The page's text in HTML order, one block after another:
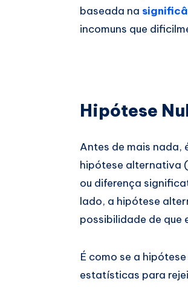
baseada na
incomuns que
Hipótese
Antes de mais nada,
hipótese alternativa
ou diferença
lado, a hipótese
possibilidade de que
É como se a
estatísticas para